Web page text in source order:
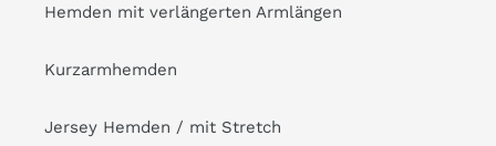
Hemden mit verlängerten Armlängen
Kurzarmhemden
Jersey Hemden / mit Stretch